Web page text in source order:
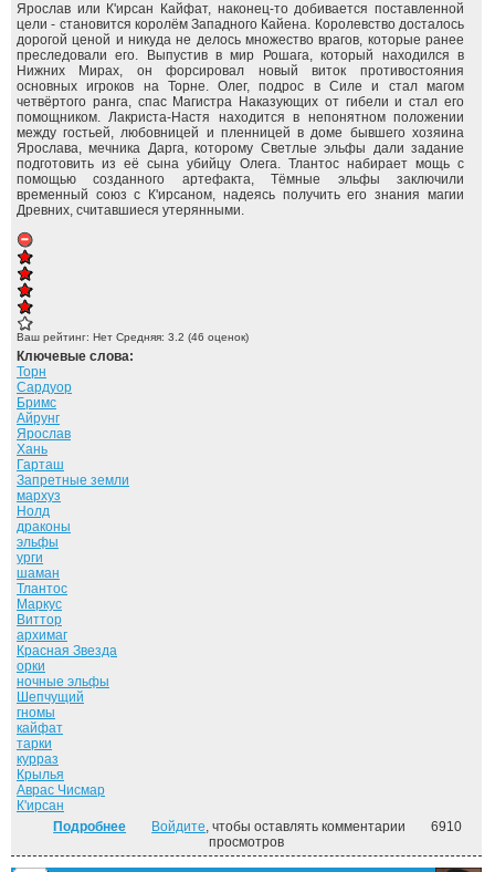
Ярослав или К'ирсан Кайфат, наконец-то добивается поставленной
цели - становится королём Западного Кайена. Королевство досталось
дорогой ценой и никуда не делось множество врагов, которые ранее
преследовали его. Выпустив в мир Рошага, который находился в
Нижних Мирах, он форсировал новый виток противостояния
основных игроков на Торне. Олег, подрос в Силе и стал магом
четвёртого ранга, спас Магистра Наказующих от гибели и стал его
помощником. Лакриста-Настя находится в непонятном положении
между гостьей, любовницей и пленницей в доме бывшего хозяина
Ярослава, мечника Дарга, которому Светлые эльфы дали задание
подготовить из её сына убийцу Олега. Тлантос набирает мощь с
помощью созданного артефакта, Тёмные эльфы заключили
временный союз с К'ирсаном, надеясь получить его знания магии
Древних, считавшиеся утерянными.
Ваш рейтинг: Нет Средняя: 3.2 (46 оценок)
Ключевые слова:
Торн
Сардуор
Бримс
Айрунг
Ярослав
Хань
Гарташ
Запретные земли
мархуз
Нолд
драконы
эльфы
урги
шаман
Тлантос
Маркус
Виттор
архимаг
Красная Звезда
орки
ночные эльфы
Шепчущий
гномы
кайфат
тарки
курраз
Крылья
Аврас Чисмар
К'ирсан
Подробнее о Владыка Сардуора ("Дорога домой" - 4)
Войдите, чтобы оставлять комментарии
6910
просмотров